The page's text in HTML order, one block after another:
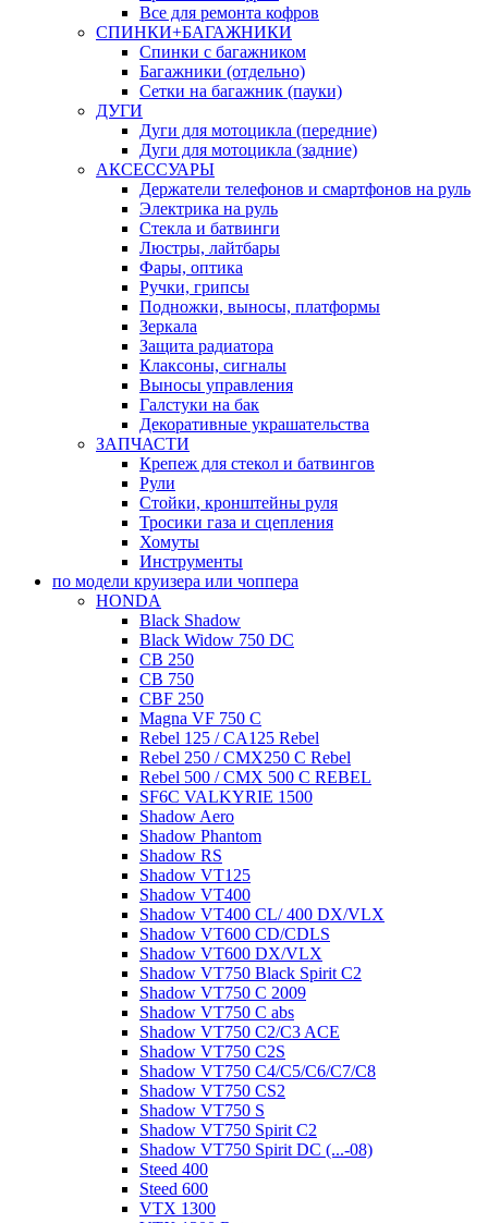
Все для ремонта кофров
СПИНКИ+БАГАЖНИКИ
Спинки с багажником
Багажники (отдельно)
Сетки на багажник (пауки)
ДУГИ
Дуги для мотоцикла (передние)
Дуги для мотоцикла (задние)
АКСЕССУАРЫ
Держатели телефонов и смартфонов на руль
Электрика на руль
Стекла и батвинги
Люстры, лайтбары
Фары, оптика
Ручки, грипсы
Подножки, выносы, платформы
Зеркала
Защита радиатора
Клаксоны, сигналы
Выносы управления
Галстуки на бак
Декоративные украшательства
ЗАПЧАСТИ
Крепеж для стекол и батвингов
Рули
Стойки, кронштейны руля
Тросики газа и сцепления
Хомуты
Инструменты
по модели круизера или чоппера
HONDA
Black Shadow
Black Widow 750 DC
CB 250
CB 750
CBF 250
Magna VF 750 C
Rebel 125 / CA125 Rebel
Rebel 250 / CMX250 C Rebel
Rebel 500 / CMX 500 C REBEL
SF6C VALKYRIE 1500
Shadow Aero
Shadow Phantom
Shadow RS
Shadow VT125
Shadow VT400
Shadow VT400 CL/ 400 DX/VLX
Shadow VT600 CD/CDLS
Shadow VT600 DX/VLX
Shadow VT750 Black Spirit C2
Shadow VT750 C 2009
Shadow VT750 C abs
Shadow VT750 C2/C3 ACE
Shadow VT750 C2S
Shadow VT750 C4/C5/C6/C7/C8
Shadow VT750 CS2
Shadow VT750 S
Shadow VT750 Spirit C2
Shadow VT750 Spirit DC (...-08)
Steed 400
Steed 600
VTX 1300